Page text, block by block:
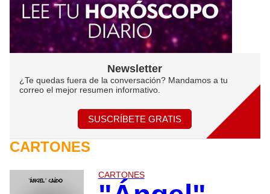
Newsletter
¿Te quedas fuera de la conversación? Mandamos a tu
correo el mejor resumen informativo.
SUSCRÍBETE GRATIS
CARTONES
CARTONES